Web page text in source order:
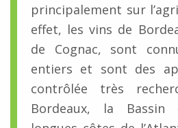
principalement sur
effet, les vins de
de Cognac, sont
entiers et sont des
contrôlée très
Bordeaux, la Bassin